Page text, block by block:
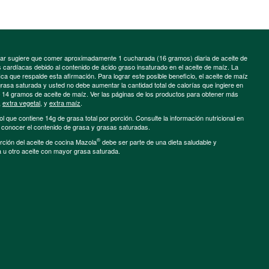
sugiere que comer aproximadamente 1 cucharada (16 gramos) diaria de aceite de
debido al contenido de ácido graso insaturado en el aceite de maíz. La
que respalde esta afirmación. Para lograr este posible beneficio, el aceite de maíz
saturada y usted no debe aumentar la cantidad total de calorías que ingiere en
gramos de aceite de maíz. Ver las páginas de los productos para obtener más
extra vegetal, y extra maíz.
que contiene 14g de grasa total por porción. Consulte la información nutricional en
el contenido de grasa y grasas saturadas.
del aceite de cocina Mazola® debe ser parte de una dieta saludable y
otro aceite con mayor grasa saturada.